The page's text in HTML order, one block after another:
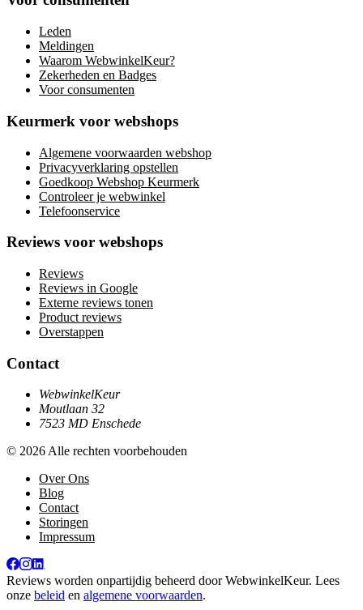
Leden
Meldingen
Waarom WebwinkelKeur?
Zekerheden en Badges
Voor consumenten
Keurmerk voor webshops
Algemene voorwaarden webshop
Privacyverklaring opstellen
Goedkoop Webshop Keurmerk
Controleer je webwinkel
Telefoonservice
Reviews voor webshops
Reviews
Reviews in Google
Externe reviews tonen
Product reviews
Overstappen
Contact
WebwinkelKeur
Moutlaan 32
7523 MD Enschede
© 2026 Alle rechten voorbehouden
Over Ons
Blog
Contact
Storingen
Impressum
Reviews worden onpartijdig beheerd doorWebwinkelKeur. Lees
onze beleid en algemene voorwaarden.